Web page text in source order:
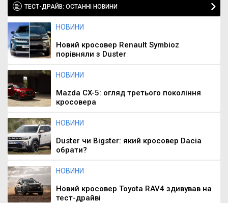
ТЕСТ-ДРАЙВ: ОСТАННІ НОВИНИ
НОВИНИ
Новий кросовер Renault Symbioz
порівняли з Duster
НОВИНИ
Mazda CX-5: огляд третього покоління
кросовера
НОВИНИ
Duster чи Bigster: який кросовер Dacia
обрати?
НОВИНИ
Новий кросовер Toyota RAV4 здивував на
тест-драйві